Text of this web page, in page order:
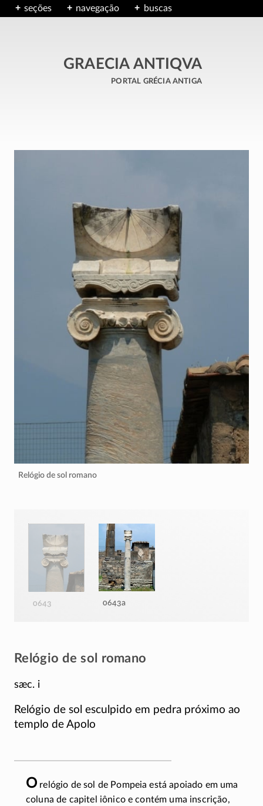
seções navegação buscas
GRAECIA ANTIQVA
portal grécia antiga
Relógio de sol romano
0643 0643a
Relógio de sol romano
sæc. i
Relógio de sol esculpido em pedra próximo ao
templo de Apolo
O relógio de sol de Pompeia está apoiado em uma
coluna de capitel iônico e contém uma inscrição,